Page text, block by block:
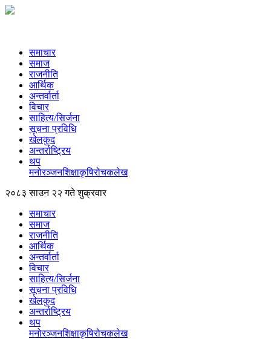
समाचार
समाज
राजनीति
आर्थिक
अन्तर्वार्ता
विचार
साहित्य/सिर्जना
सूचना प्रविधि
खेलकुद
अन्तर्राष्ट्रिय
थप
मनोरञ्‍जनशिक्षाकृषिरोचकलेख
२०८३ साउन २२ गते शुक्रवार
समाचार
समाज
राजनीति
आर्थिक
अन्तर्वार्ता
विचार
साहित्य/सिर्जना
सूचना प्रविधि
खेलकुद
अन्तर्राष्ट्रिय
थप
मनोरञ्‍जनशिक्षाकृषिरोचकलेख